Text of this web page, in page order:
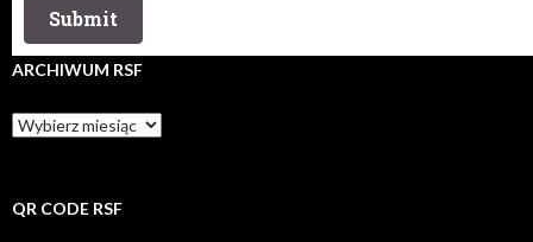
ARCHIWUM RSF
Archiwum
rsf
QR CODE RSF